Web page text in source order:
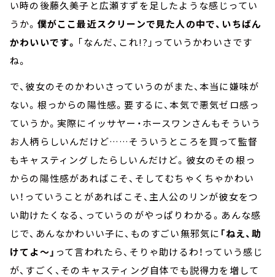
い時の後藤久美子と広瀬すずを足したような感じってい
うか。 僕がここ最近スクリーンで見た人の中で、いちばん
かわいいです。 「なんだ、これ!?」っていうかわいさです
ね。
で、彼女のそのかわいさっていうのがまた、本当に嫌味が
ない。根っからの陽性感。要するに、本気で悪気ゼロ感っ
ていうか。実際にイッサヤー・ホースワンさんもそういう
お人柄らしいんだけど……そういうところを買って監督
もキャスティングしたらしいんだけど。彼女のその根っ
からの陽性感があればこそ、そしてむちゃくちゃかわい
い！っていうことがあればこそ、主人公のリンが彼女をつ
い助けたくなる、っていうのがやっぱりわかる。あんな感
じで、あんなかわいい子に、ものすごい無邪気に 「ねえ、助
けてよ～」 って言われたら、そりゃ助けるわ！っていう感じ
が、すごく、そのキャスティング自体でも説得力を増して